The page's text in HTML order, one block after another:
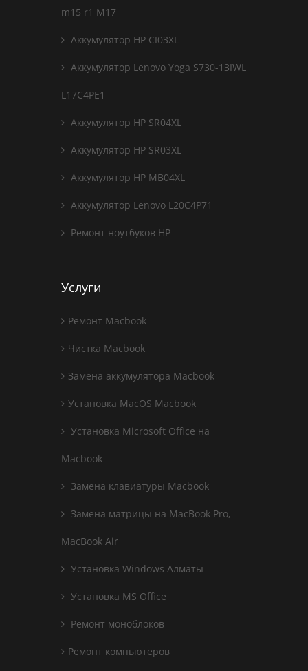
m15 r1 M17
Аккумулятор HP CI03XL
Аккумулятор Lenovo Yoga S730-13IWL
L17C4PE1
Аккумулятор HP SR04XL
Аккумулятор HP SR03XL
Аккумулятор HP MB04XL
Аккумулятор Lenovo L20C4P71
Ремонт ноутбуков HP
Услуги
Ремонт Macbook
Чистка Macbook
Замена аккумулятора Macbook
Установка MacOS Macbook
Установка Microsoft Office на
Macbook
Замена клавиатуры Macbook
Замена матрицы на MacBook Pro,
MacBook Air
Установка Windows Алматы
Установка MS Office
Ремонт моноблоков
Ремонт компьютеров